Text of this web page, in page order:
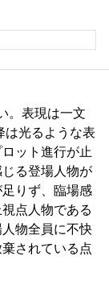
。表現は一文
は光るような表
ット進行が止
る登場人物が
りず、臨場感
点人物である
物全員に不快
されている点